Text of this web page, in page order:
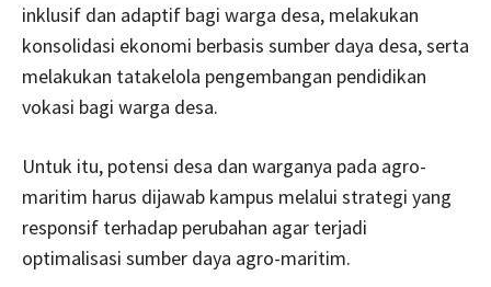
inklusif dan adaptif bagi warga desa, melakukan
konsolidasi ekonomi berbasis sumber daya desa, serta
melakukan tatakelola pengembangan pendidikan
vokasi bagi warga desa.
Untuk itu, potensi desa dan warganya pada agro-
maritim harus dijawab kampus melalui strategi yang
responsif terhadap perubahan agar terjadi
optimalisasi sumber daya agro-maritim.